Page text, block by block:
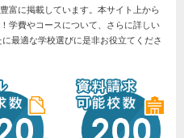
富に掲載しています。本サイト上から
学費やコースについて、さらに詳しい
最適な学校選びに是非お役立てくださ